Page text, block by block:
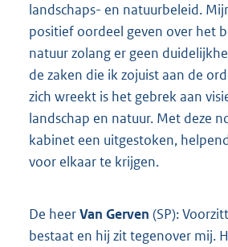
landschaps- en natuurbeleid.
positief oordeel geven over het
natuur zolang er geen
de zaken die ik zojuist aan de
zich wreekt is het gebrek aan
landschap en natuur. Met deze
kabinet een uitgestoken,
voor elkaar te krijgen.
De heerVan Gerven (SP):
bestaat en hij zit tegenover mij.